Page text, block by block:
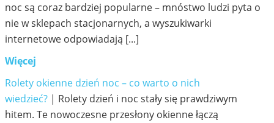
09
Rolety okienne dzień noc – co warto o nich
wiedzieć? | Rolety dzień i noc stały się prawdziwym
hitem. Te nowoczesne przesłony okienne łączą
noc są coraz bardziej popularne – mnóstwo ludzi pyta o
nie w sklepach stacjonarnych, a wyszukiwarki
internetowe odpowiadają [...]
Więcej